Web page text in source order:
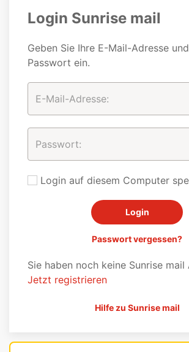
Login Sunrise mail
Geben Sie Ihre E-Mail-Adresse
Passwort ein.
Login auf diesem Computer
Passwort vergessen?
Sie haben noch keine Sunrise mail
Jetzt registrieren
Hilfe zu Sunrise mail